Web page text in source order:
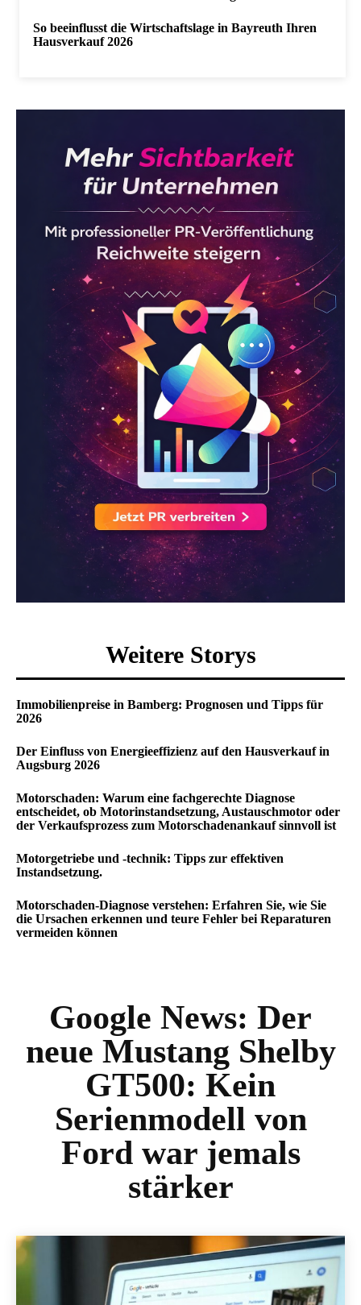
So beeinflusst die Wirtschaftslage in Bayreuth Ihren
Hausverkauf 2026
Weitere Storys
Immobilienpreise in Bamberg: Prognosen und Tipps für
2026
Der Einfluss von Energieeffizienz auf den Hausverkauf in
Augsburg 2026
Motorschaden: Warum eine fachgerechte Diagnose
entscheidet, ob Motorinstandsetzung, Austauschmotor oder
der Verkaufsprozess zum Motorschadenankauf sinnvoll ist
Motorgetriebe und -technik: Tipps zur effektiven
Instandsetzung.
Motorschaden-Diagnose verstehen: Erfahren Sie, wie Sie
die Ursachen erkennen und teure Fehler bei Reparaturen
vermeiden können
Google News: Der
neue Mustang Shelby
GT500: Kein
Serienmodell von
Ford war jemals
stärker